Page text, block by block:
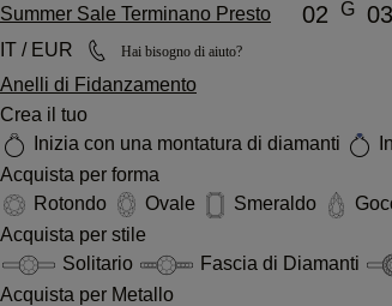
Summer Sale Terminano Presto 02 G 03
IT / EUR
Hai bisogno di aiuto?
Anelli di Fidanzamento
Crea il tuo
Inizia con una montatura di diamanti
Acquista per forma
Rotondo
Ovale Smeraldo
Acquista per stile
Solitario
Fascia di Diamanti
Acquista per Metallo